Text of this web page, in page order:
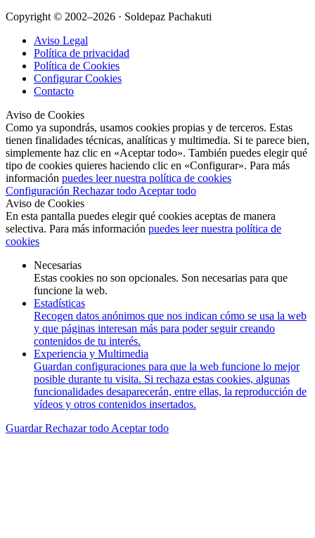
Copyright © 2002–2026 · Soldepaz Pachakuti
Aviso Legal
Política de privacidad
Política de Cookies
Configurar Cookies
Contacto
Aviso de Cookies
Como ya supondrás, usamos cookies propias y de terceros. Estas
tienen finalidades técnicas, analíticas y multimedia. Si te parece bien,
simplemente haz clic en «Aceptar todo». También puedes elegir qué
tipo de cookies quieres haciendo clic en «Configurar». Para más
información puedes leer nuestra política de cookies
Configuración Rechazar todo Aceptar todo
Aviso de Cookies
En esta pantalla puedes elegir qué cookies aceptas de manera
selectiva. Para más información puedes leer nuestra política de
cookies
Necesarias
Estas cookies no son opcionales. Son necesarias para que
funcione la web.
Estadísticas
Recogen datos anónimos que nos indican cómo se usa la web
y que páginas interesan más para poder seguir creando
contenidos de tu interés.
Experiencia y Multimedia
Guardan configuraciones para que la web funcione lo mejor
posible durante tu visita. Si rechaza estas cookies, algunas
funcionalidades desaparecerán, entre ellas, la reproducción de
vídeos y otros contenidos insertados.
GuardarRechazar todo Aceptar todo